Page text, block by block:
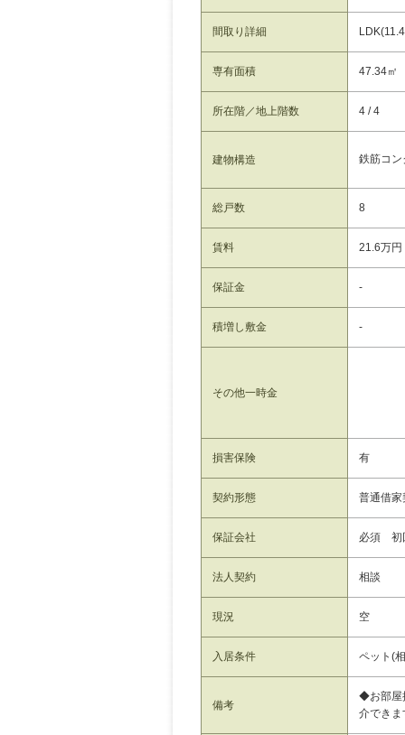
間取り詳細
専有面積 47.34㎡
所在階／地上階数 4 / 4
建物構造 鉄筋コン
総戸数 8
賃料 21.6万円
保証金 -
積増し敷金 -
その他一時金
損害保険 有
契約形態 普通借家
保証会社 必須 初
法人契約 相談
現況 空
入居条件 ペット(
備考
◆お部屋
介でき